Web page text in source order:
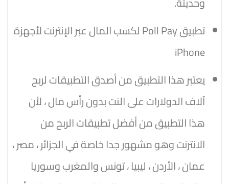
تطبيق Poll Pay لكسب المال عبر الإنترنت لأجهزة
iPhone
يعتبر هذا التطبيق من أصدق التطبيقات لربح
آلاف الدولارات على النت بدون رأس مال ، لأن
هذا التطبيق من أفضل تطبيقات الربح من
الانترنت وهو مشهور جدا خاصة في الجزائر ، مصر ،
عمان ، الأردن ، ليبيا ، تونس والمغرب وسوريا